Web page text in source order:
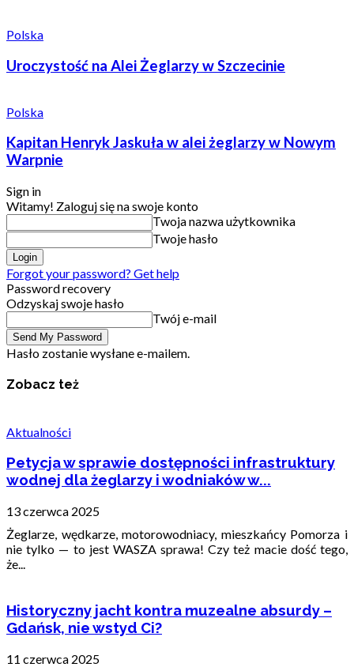
Polska
Uroczystość na Alei Żeglarzy w Szczecinie
Polska
Kapitan Henryk Jaskuła w alei żeglarzy w Nowym
Warpnie
Sign in
Witamy! Zaloguj się na swoje konto
Twoja nazwa użytkownika
Twoje hasło
Forgot your password? Get help
Password recovery
Odzyskaj swoje hasło
Twój e-mail
Hasło zostanie wysłane e-mailem.
Zobacz też
Aktualności
Petycja w sprawie dostępności infrastruktury
wodnej dla żeglarzy i wodniaków w...
13 czerwca 2025
Żeglarze, wędkarze, motorowodniacy, mieszkańcy Pomorza i
nie tylko — to jest WASZA sprawa! Czy też macie dość tego,
że...
Historyczny jacht kontra muzealne absurdy –
Gdańsk, nie wstyd Ci?
11 czerwca 2025